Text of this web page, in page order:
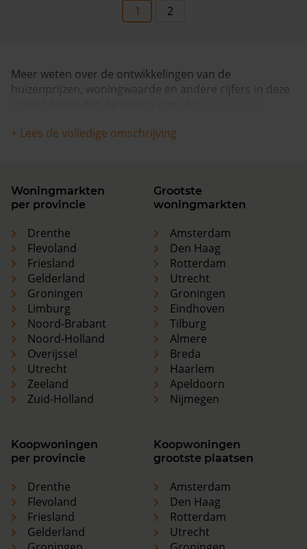
1 2
Meer weten over de ontwikkelingen van de
huizenprijzen, woningwaarde en andere cijfers in deze
+ Lees de volledige omschrijving
Woningmarkten
per provincie
Drenthe
Flevoland
Friesland
Gelderland
Groningen
Limburg
Noord-Brabant
Noord-Holland
Overijssel
Utrecht
Zeeland
Zuid-Holland
Grootste
woningmarkten
Amsterdam
Den Haag
Rotterdam
Utrecht
Groningen
Eindhoven
Tilburg
Almere
Breda
Haarlem
Apeldoorn
Nijmegen
Koopwoningen
per provincie
Drenthe
Flevoland
Friesland
Gelderland
Koopwoningen
grootste plaatsen
Amsterdam
Den Haag
Rotterdam
Utrecht